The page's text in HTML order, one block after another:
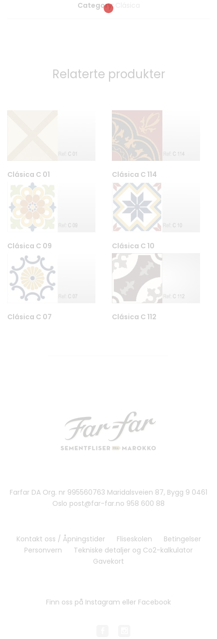
Category:
Relaterte produkter
Clásica C 01 Clásica C 114
Clásica C 09 Clásica C 10
Clásica C 07 Clásica C 112
Farfar DA Org. nr 995560763 Maridalsveien 87, Bygg 9 0461
Oslo post@far-far.no 958 600 88
Kontakt oss / Åpningstider Fliseskolen
Betingelser
Personvern
Tekniske detaljer og Co2-kalkulator
Gavekort
Finn oss på Instagram eller Facebook